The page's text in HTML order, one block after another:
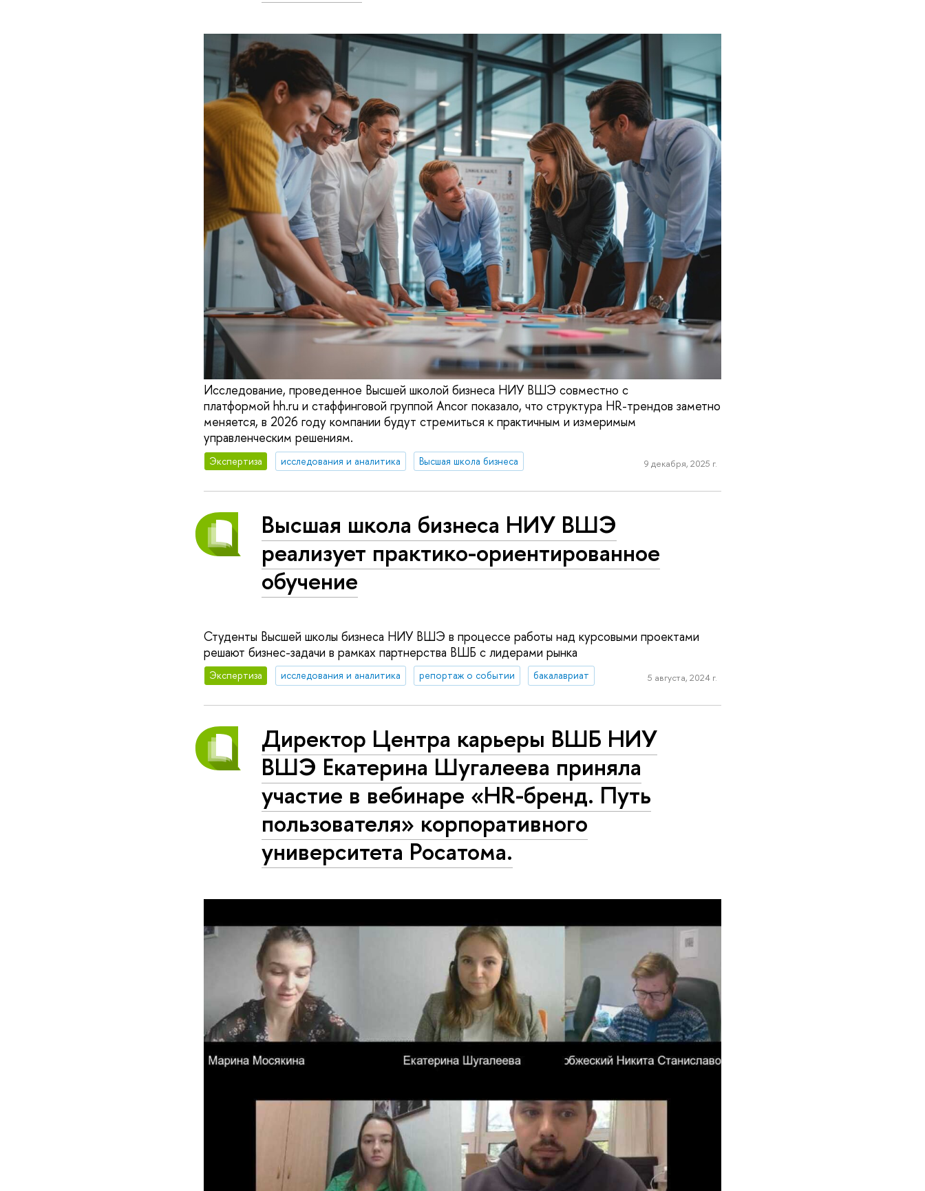
Исследование, проведенное Высшей школой бизнеса НИУ ВШЭ совместно с
платформой hh.ru и стаффинговой группой Ancor показало, что структура HR-трендов заметно
меняется, в 2026 году компании будут стремиться к практичным и измеримым
управленческим решениям.
Экспертиза исследования и аналитика Высшая школа бизнеса 9 декабря, 2025 г.
Высшая школа бизнеса НИУ ВШЭ
реализует практико-ориентированное
обучение
Студенты Высшей школы бизнеса НИУ ВШЭ в процессе работы над курсовыми проектами
решают бизнес-задачи в рамках партнерства ВШБ с лидерами рынка
Экспертиза исследования и аналитика репортаж о событии бакалавриат 5 августа, 2024 г.
Директор Центра карьеры ВШБ НИУ
ВШЭ Екатерина Шугалеева приняла
участие в вебинаре «HR-бренд. Путь
пользователя» корпоративного
университета Росатома.